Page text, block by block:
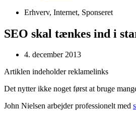
Erhverv, Internet, Sponseret
SEO skal tænkes ind i
4. december 2013
Artiklen indeholder reklamelinks
Det nytter ikke noget først at bruge
John Nielsen arbejder professionelt med